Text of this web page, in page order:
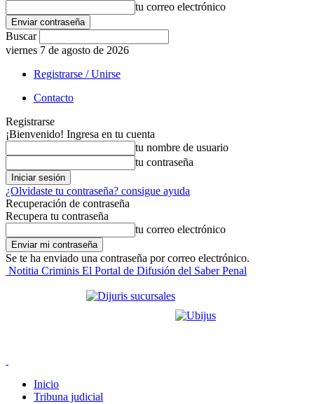
tu correo electrónico
Buscar
viernes 7 de agosto de 2026
Registrarse / Unirse
Contacto
Registrarse
¡Bienvenido! Ingresa en tu cuenta
tu nombre de usuario
tu contraseña
¿Olvidaste tu contraseña? consigue ayuda
Recuperación de contraseña
Recupera tu contraseña
tu correo electrónico
Se te ha enviado una contraseña por correo electrónico.
Notitia Criminis El Portal de Difusión del Saber Penal
Inicio
Tribuna judicial